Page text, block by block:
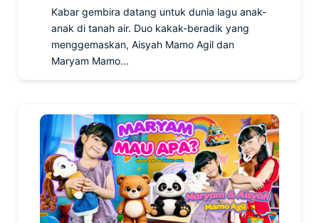
Kabar gembira datang untuk dunia lagu anak-
anak di tanah air. Duo kakak-beradik yang
menggemaskan, Aisyah Mamo Agil dan
Maryam Mamo…